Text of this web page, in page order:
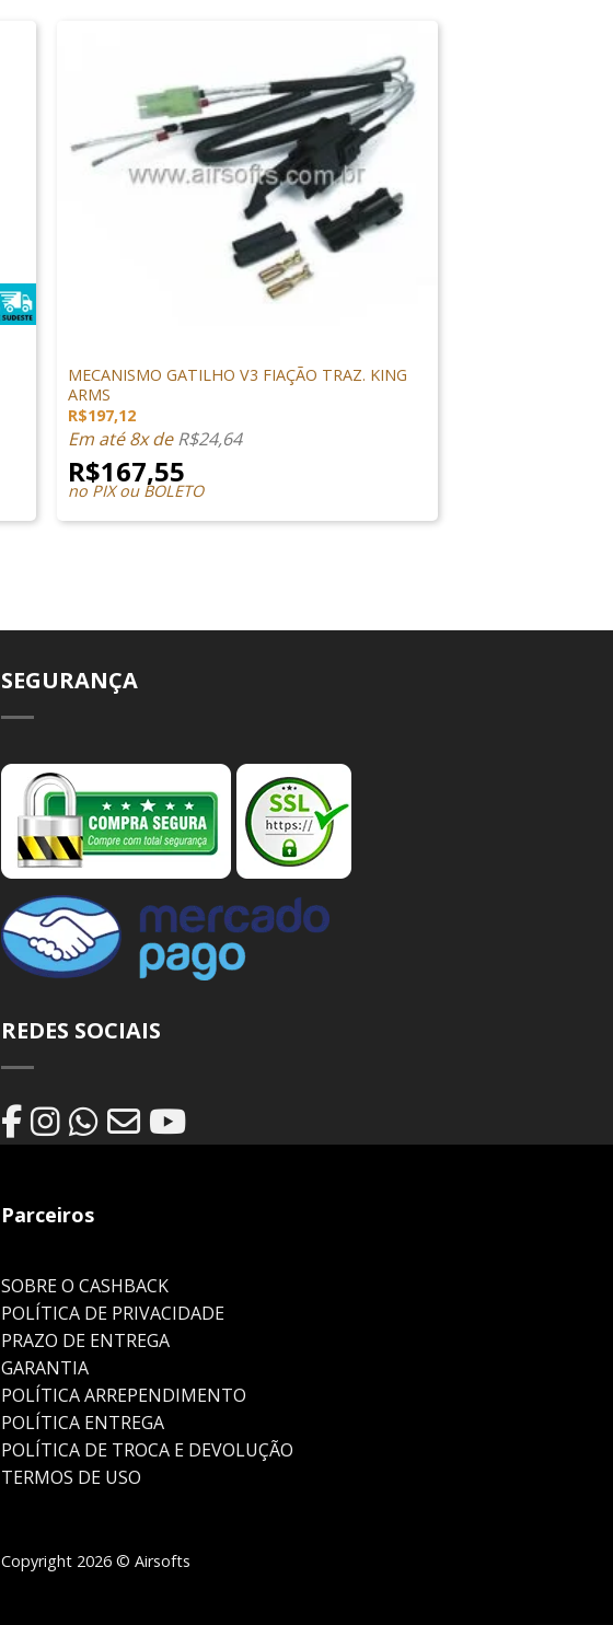
MECANISMO GATILHO V3 FIAÇÃO TRAZ. KING
ARMS
R$197,12
Em até 8x deR$24,64
R$167,55
no PIX ou BOLETO
SEGURANÇA
REDES SOCIAIS
Parceiros
SOBRE O CASHBACK
POLÍTICA DE PRIVACIDADE
PRAZO DE ENTREGA
GARANTIA
POLÍTICA ARREPENDIMENTO
POLÍTICA ENTREGA
POLÍTICA DE TROCA E DEVOLUÇÃO
TERMOS DE USO
Copyright 2026 © Airsofts